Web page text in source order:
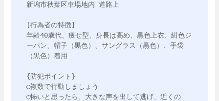
新潟市秋葉区車場地内 道路上
[行為者の特徴]
年齢40歳代、痩せ型、身長は高め、黒色上衣、紺色ジ
ーパン、帽子（黒色）、サングラス（黒色）、手袋
（黒色）着用
{防犯ポイント}
○複数で行動しましょう
○怖いと思ったら、大きな声を出して逃げ、近くの